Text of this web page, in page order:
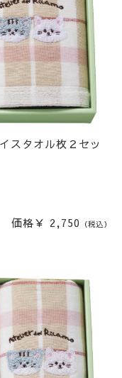
タオル枚２セッ
価格￥ 2,750 （税込）